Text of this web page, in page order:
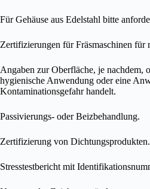
Für Gehäuse aus Edelstahl bitte
Zertifizierungen für Fräsmaschinen für
Angaben zur Oberfläche, je nachdem,
hygienische Anwendung oder eine
Kontaminationsgefahr handelt.
Passivierungs- oder Beizbehandlung.
Zertifizierung von Dichtungsprodukten.
Stresstestbericht mit